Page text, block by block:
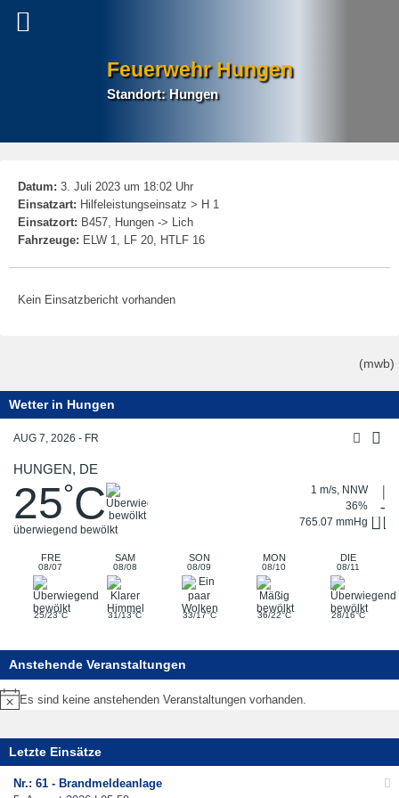
Feuerwehr Hungen
Standort: Hungen
Datum: 3. Juli 2023 um 18:02 Uhr
Einsatzart: Hilfeleistungseinsatz > H 1
Einsatzort: B457, Hungen -> Lich
Fahrzeuge: ELW 1, LF 20, HTLF 16
Kein Einsatzbericht vorhanden
(mwb)
Wetter in Hungen
AUG 7, 2026 - FR
HUNGEN, DE
25°C
überwiegend bewölkt
1 m/s, NNW
36%
765.07 mmHg
FRE
08/07
SAM
08/08
SON
08/09
MON
08/10
DIE
08/11
25/23°C 31/13°C 33/17°C 36/22°C 28/16°C
Anstehende Veranstaltungen
Hinweis
Es sind keine anstehenden Veranstaltungen vorhanden.
Letzte Einsätze
Nr.: 61 - Brandmeldeanlage